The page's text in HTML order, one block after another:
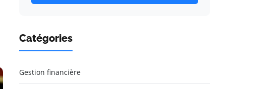
Catégories
Gestion financière